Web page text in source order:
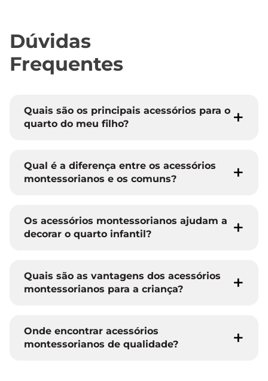
Dúvidas
Frequentes
Quais são os principais acessórios para o
quarto do meu filho?
Qual é a diferença entre os acessórios
montessorianos e os comuns?
Os acessórios montessorianos ajudam a
decorar o quarto infantil?
Quais são as vantagens dos acessórios
montessorianos para a criança?
Onde encontrar acessórios
montessorianos de qualidade?